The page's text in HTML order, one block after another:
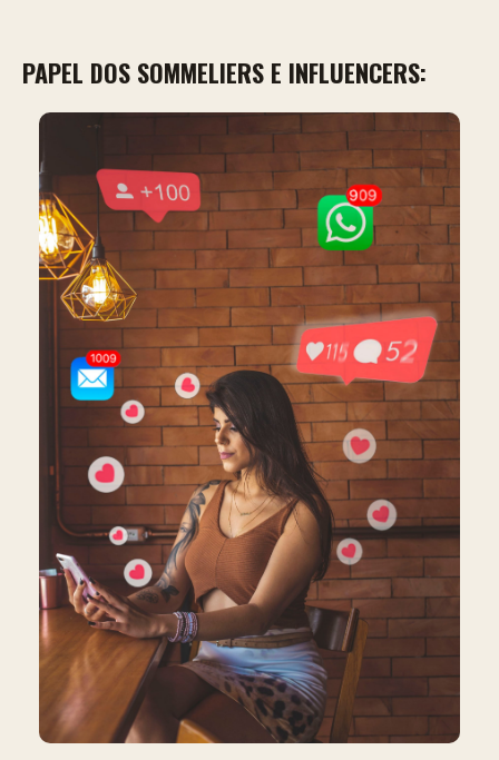
PAPEL DOS SOMMELIERS E INFLUENCERS: